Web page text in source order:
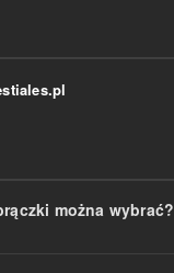
można wybrać?